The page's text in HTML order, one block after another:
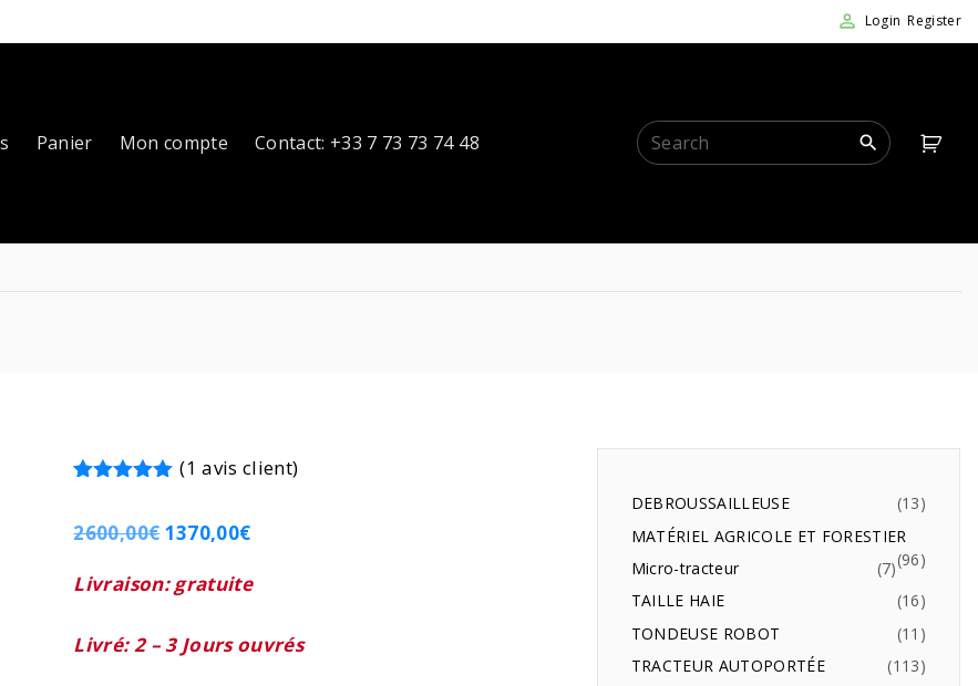
Login Register
Panier Mon compte Contact: +33 7 73 73 74 48
(1 avis client)
2600,00€ 1370,00€
Livraison: gratuite
Livré: 2 – 3 Jours ouvrés
DEBROUSSAILLEUSE
13
MATÉRIEL AGRICOLE ET FORESTIER
96
Micro-tracteur
7
TAILLE HAIE
16
TONDEUSE ROBOT
11
TRACTEUR AUTOPORTÉE
113